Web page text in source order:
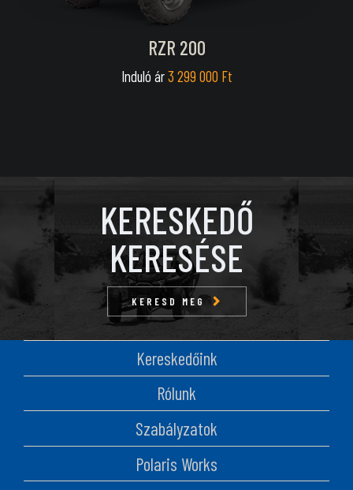
RZR 200
Induló ár3 299 000 Ft
KERESKEDŐ
KERESÉSE
KERESD MEG
Kereskedőink
Rólunk
Szabályzatok
Polaris Works